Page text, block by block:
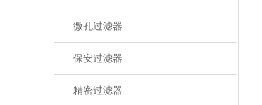
微孔过滤器
保安过滤器
精密过滤器